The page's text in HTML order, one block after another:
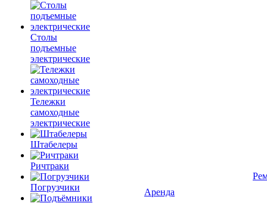
Столы
подъемные
электрические
Тележки
самоходные
электрические
Штабелеры
Ричтраки
Погрузчики
Аренда